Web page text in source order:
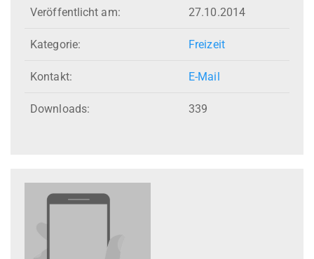
Veröffentlicht am: 27.10.2014
Kategorie: Freizeit
Kontakt: E-Mail
Downloads: 339